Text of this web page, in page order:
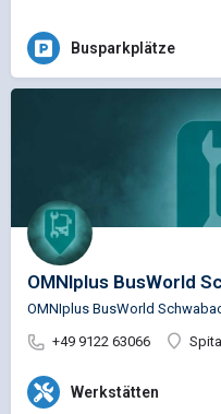
Busparkplätze
OMNIplus BusWorld
+49 9122 63066
Werkstätten